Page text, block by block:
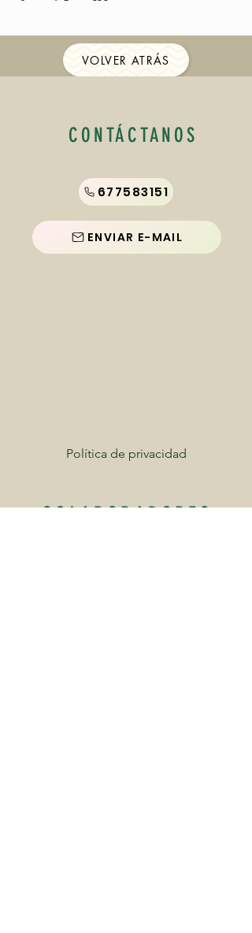
VOLVER ATRÁS
CONTÁCTANOS
677583151
ENVIAR E-MAIL
Política de privacidad
COLABORADORES